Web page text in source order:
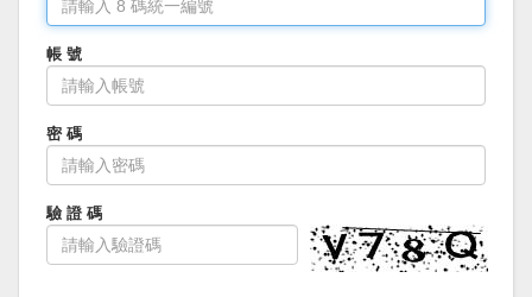
帳 號
密 碼
驗 證 碼